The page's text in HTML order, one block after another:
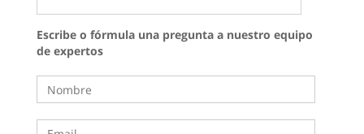
Escribe o fórmula una pregunta a nuestro equipo
de expertos